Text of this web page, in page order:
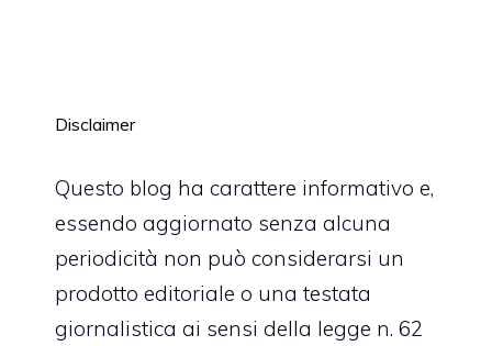
Disclaimer
Questo blog ha carattere informativo e,
essendo aggiornato senza alcuna
periodicità non può considerarsi un
prodotto editoriale o una testata
giornalistica ai sensi della legge n. 62